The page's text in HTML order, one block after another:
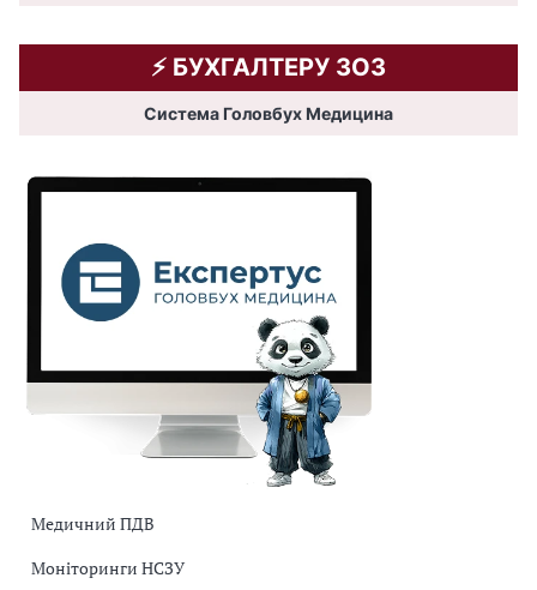
⚡️ БУХГАЛТЕРУ ЗОЗ
Система Головбух Медицина
Медичний ПДВ
Моніторинги НСЗУ